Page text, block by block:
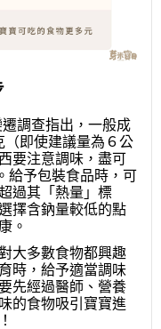
調查指出，一般成
（即使建議量為６公
要注意調味，盡可
給予包裝食品時，可
過其「熱量」標
擇含鈉量較低的點
。
大多數食物都興趣
時，給予適當調味
先經過醫師、營養
的食物吸引寶寶進